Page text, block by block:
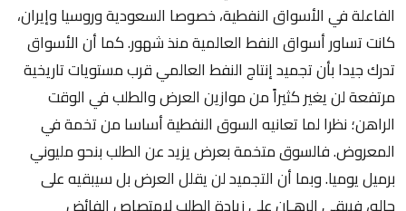
الفاعلة في الأسواق النفطية، خصوصا السعودية وروسيا وإيران،
كانت تساور أسواق النفط العالمية منذ شهور. كما أن الأسواق
تدرك جيدا بأن تجميد إنتاج النفط العالمي قرب مستويات تاريخية
مرتفعة لن يغير كثيراً من موازين العرض والطلب في الوقت
الراهن؛ نظرا لما تعانيه السوق النفطية أساسا من تخمة في
المعروض. فالسوق متخمة بعرض يزيد عن الطلب بنحو مليوني
برميل يوميا. وبما أن التجميد لن يقلل العرض بل سيبقيه على